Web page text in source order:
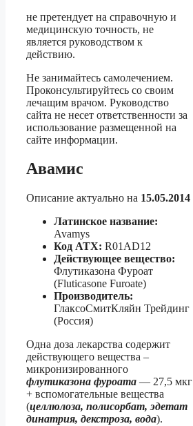
не претендует на справочную и
медицинскую точность, не
является руководством к
действию.
Не занимайтесь самолечением.
Проконсультируйтесь со своим
лечащим врачом. Руководство
сайта не несет ответственности за
использование размещенной на
сайте информации.
Авамис
Описание актуально на 15.05.2014
Латинское название:
Avamys
Код АТХ: R01AD12
Действующее вещество:
Флутиказона Фуроат
(Fluticasone Furoate)
Производитель:
ГлаксоСмитКляйн Трейдинг
(Россия)
Одна доза лекарства содержит
действующего вещества –
микронизированного
флутиказона фуроата — 27,5 мкг
+ вспомогательные вещества
(целлюлоза, полисорбат, эдетат
динатрия, декстроза, вода).